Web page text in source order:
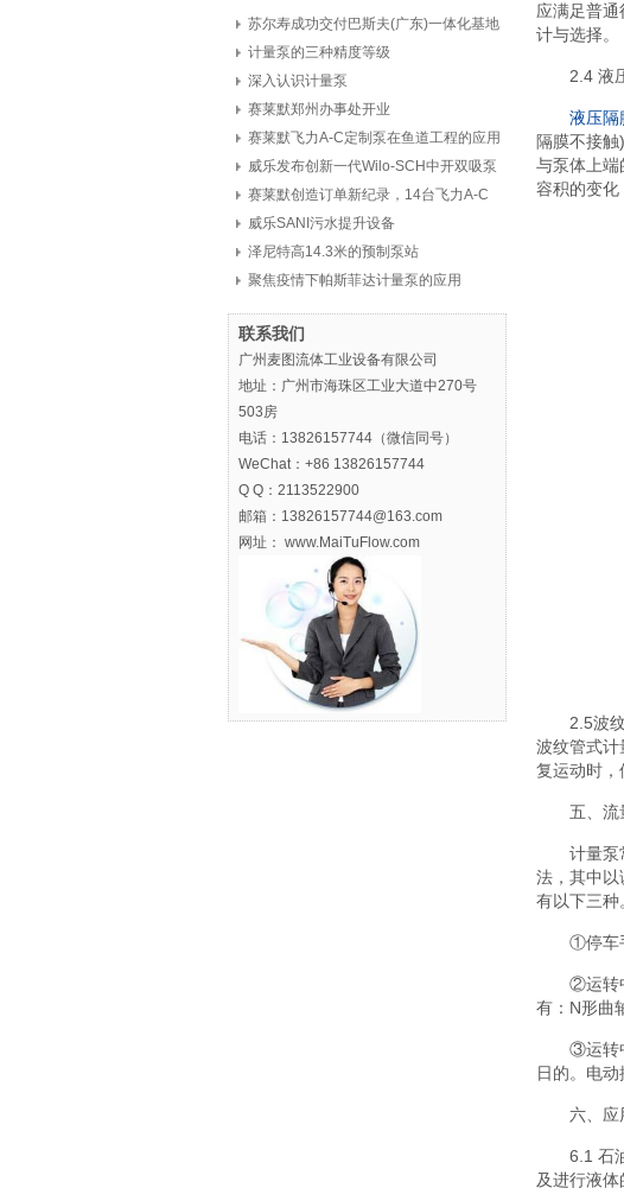
应满足普
计与选择。
2.4 液
液压隔
隔膜不接
与泵体上端
容积的变化
2.5波
波纹管式计
复运动时，
五、流
计量泵
法，其中以
有以下三种
①停车
②运转
有：N形曲
③运转
日的。电
六、应
6.1 石
及进行液体
苏尔寿成功交付巴斯夫(广东)一体化基地
项目核心设备
计量泵的三种精度等级
深入认识计量泵
赛莱默郑州办事处开业
赛莱默飞力A-C定制泵在鱼道工程的应用
威乐发布创新一代Wilo-SCH中开双吸泵
赛莱默创造订单新纪录，14台飞力A-C
定制泵，8亿元
威乐SANI污水提升设备
泽尼特高14.3米的预制泵站
聚焦疫情下帕斯菲达计量泵的应用
联系我们
广州麦图流体工业设备有限公司
地址：广州市海珠区工业大道中270号
503房
电话：13826157744（微信同号）
WeChat：+86 13826157744
Q Q：2113522900
邮箱：13826157744@163.com
网址： www.MaiTuFlow.com